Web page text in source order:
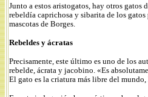
Junto a estos aristogatos, hay otros gatos
rebeldía caprichosa y sibarita de los
mascotas de Borges.
Rebeldes y ácratas
Precisamente, este último es uno de los
rebelde, ácrata y jacobino. «Es
El gato es la criatura más libre del